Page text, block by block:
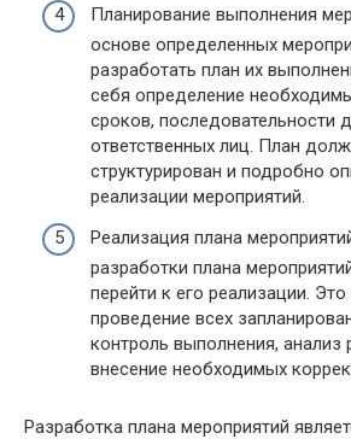
Планирование выполнения
основе определенных
разработать план их
себя определение
сроков, последовательности
ответственных лиц. План
структурирован и подробно
реализации мероприятий.
Реализация плана
разработки плана
перейти к его реализации.
проведение всех
контроль выполнения, анализ
внесение необходимых
Разработка плана мероприятий